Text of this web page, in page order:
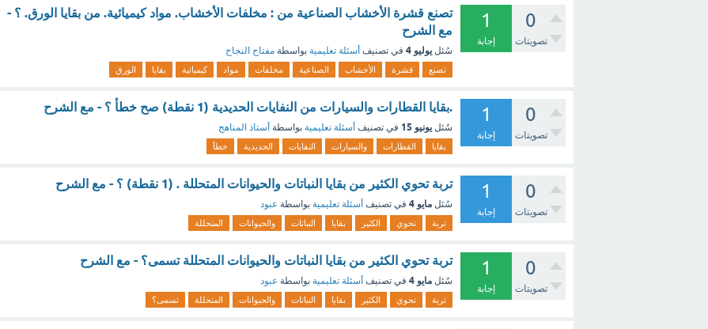
0
تصويتات
1
إجابة
تصنع قشرة الأخشاب الصناعية من : مخلفات الأخشاب. مواد كيميائية. من بقايا الورق. ؟ -
مع الشرح
سُئل يوليو 4 في تصنيف أسئلة تعليمية بواسطة مفتاح النجاح
تصنع قشرة الأخشاب الصناعية مخلفات مواد كيميائية بقايا الورق
0
تصويتات
1
إجابة
.بقايا القطارات والسيارات من النفايات الحديدية (1 نقطة) صح خطأ ؟ - مع الشرح
سُئل يونيو 15 في تصنيف أسئلة تعليمية بواسطة أستاذ المناهج
بقايا القطارات والسيارات النفايات الحديدية خطأ
0
تصويتات
1
إجابة
تربة تحوي الكثير من بقايا النباتات والحيوانات المتحللة . (1 نقطة) ؟ - مع الشرح
سُئل مايو 4 في تصنيف أسئلة تعليمية بواسطة عبود
تربة تحوي الكثير بقايا النباتات والحيوانات المتحللة
0
تصويتات
1
إجابة
تربة تحوي الكثير من بقايا النباتات والحيوانات المتحللة تسمى؟ - مع الشرح
سُئل مايو 4 في تصنيف أسئلة تعليمية بواسطة عبود
تربة تحوي الكثير بقايا النباتات والحيوانات المتحللة تسمى؟